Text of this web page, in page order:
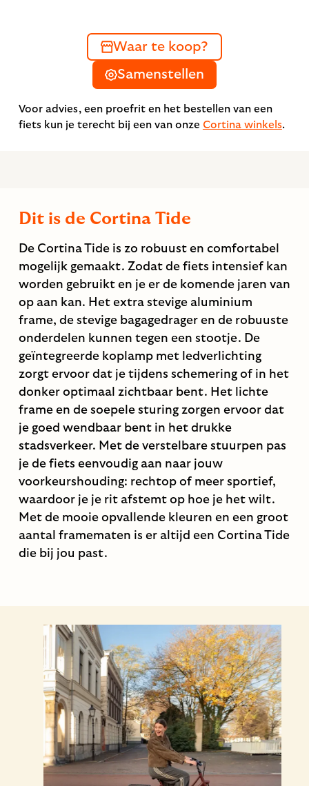
Waar te koop?
Samenstellen
Voor advies, een proefrit en het bestellen van een
fiets kun je terecht bij een van onze Cortina winkels.
Dit is de Cortina Tide
De Cortina Tide is zo robuust en comfortabel
mogelijk gemaakt. Zodat de fiets intensief kan
worden gebruikt en je er de komende jaren van
op aan kan. Het extra stevige aluminium
frame, de stevige bagagedrager en de robuuste
onderdelen kunnen tegen een stootje. De
geïntegreerde koplamp met ledverlichting
zorgt ervoor dat je tijdens schemering of in het
donker optimaal zichtbaar bent. Het lichte
frame en de soepele sturing zorgen ervoor dat
je goed wendbaar bent in het drukke
stadsverkeer. Met de verstelbare stuurpen pas
je de fiets eenvoudig aan naar jouw
voorkeurshouding: rechtop of meer sportief,
waardoor je je rit afstemt op hoe je het wilt.
Met de mooie opvallende kleuren en een groot
aantal framematen is er altijd een Cortina Tide
die bij jou past.